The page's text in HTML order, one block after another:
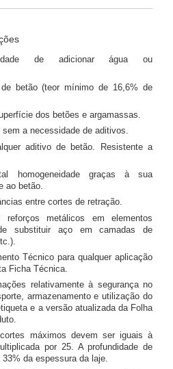
de adicionar água ou
betão (teor mínimo de 16,6% de
dos betões e argamassas.
sem a necessidade de aditivos.
aditivo de betão. Resistente a
homogeneidade graças à sua
ao betão.
entre cortes de retração.
reforços metálicos em elementos
substituir aço em camadas de
Técnico para qualquer aplicação
Ficha Técnica.
relativamente à segurança no
armazenamento e utilização do
e a versão atualizada da Folha
máximos devem ser iguais à
por 25. A profundidade de
da espessura da laje.